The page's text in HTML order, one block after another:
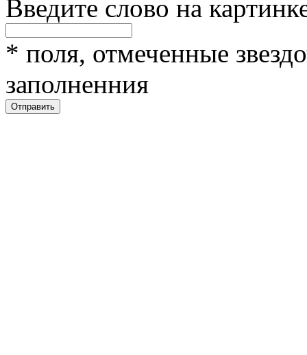
Введите слово на
* поля, отмеченные
заполненния